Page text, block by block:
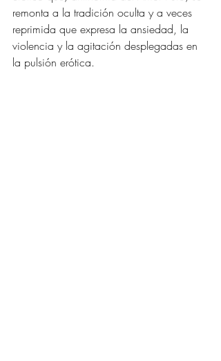
remonta a la tradición oculta y a veces
reprimida que expresa la ansiedad, la
violencia y la agitación desplegadas en
la pulsión erótica.